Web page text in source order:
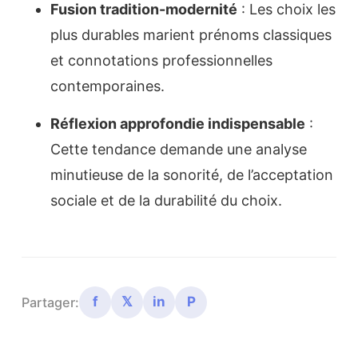
Fusion tradition-modernité : Les choix les
plus durables marient prénoms classiques
et connotations professionnelles
contemporaines.
Réflexion approfondie indispensable :
Cette tendance demande une analyse
minutieuse de la sonorité, de l’acceptation
sociale et de la durabilité du choix.
Partager: f 𝕏 in P